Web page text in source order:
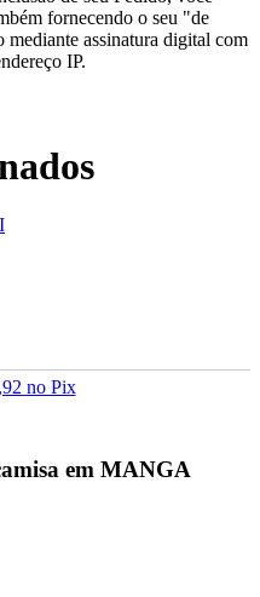
fornecendo o seu "de
assinatura digital com
IP.
no Pix
em MANGA